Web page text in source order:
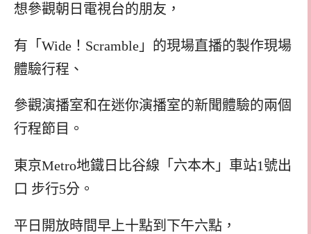
想參觀朝日電視台的朋友，
有「Wide！Scramble」的現場直播的製作現場
體驗行程、
參觀演播室和在迷你演播室的新聞體驗的兩個
行程節目。
東京Metro地鐵日比谷線「六本木」車站1號出
口 步行5分。
平日開放時間早上十點到下午六點，